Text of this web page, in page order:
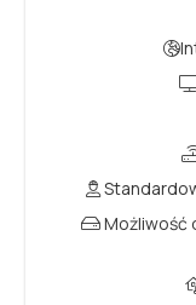
Możliwość